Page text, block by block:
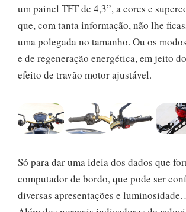
um painel TFT de 4,3”, a cores e
que, com tanta informação, não lhe
uma polegada no tamanho. Ou os
e de regeneração energética, em jeito
efeito de travão motor ajustável.
Só para dar uma ideia dos dados que
computador de bordo, que pode ser
diversas apresentações e